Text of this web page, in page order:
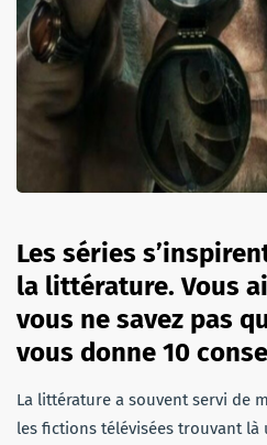
Les séries
la littérature. Vous
vous ne savez pas
vous donne 10
La littérature a souvent servi de
les fictions télévisées trouvant là